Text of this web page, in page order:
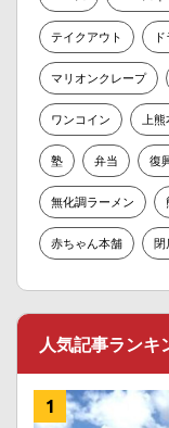
テイクアウト
マリオンクレープ
ワンコイン 上
塾 弁当 復
無化調ラーメン
赤ちゃん本舗 閉
人気記事ランキ